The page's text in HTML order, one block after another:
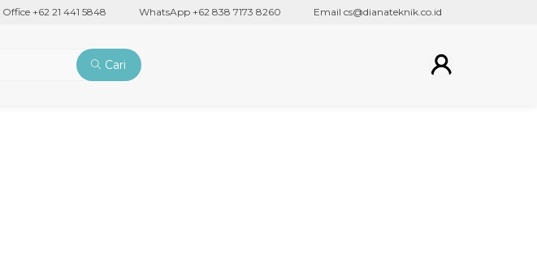
Office +62 21 441 5848 WhatsApp +62 838 7173 8260 Email cs@dianateknik.co.id
Cari